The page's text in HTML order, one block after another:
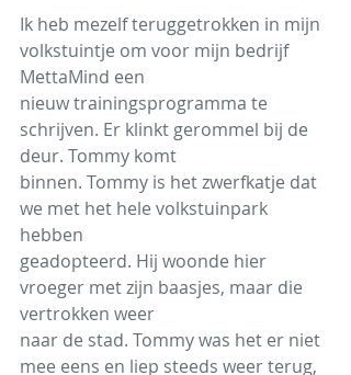
Ik heb mezelf teruggetrokken in mijn
volkstuintje om voor mijn bedrijf
MettaMind een
nieuw trainingsprogramma te
schrijven. Er klinkt gerommel bij de
deur. Tommy komt
binnen. Tommy is het zwerfkatje dat
we met het hele volkstuinpark
hebben
geadopteerd. Hij woonde hier
vroeger met zijn baasjes, maar die
vertrokken weer
naar de stad. Tommy was het er niet
mee eens en liep steeds weer terug,